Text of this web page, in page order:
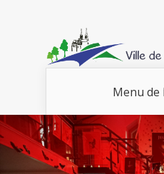
Menu